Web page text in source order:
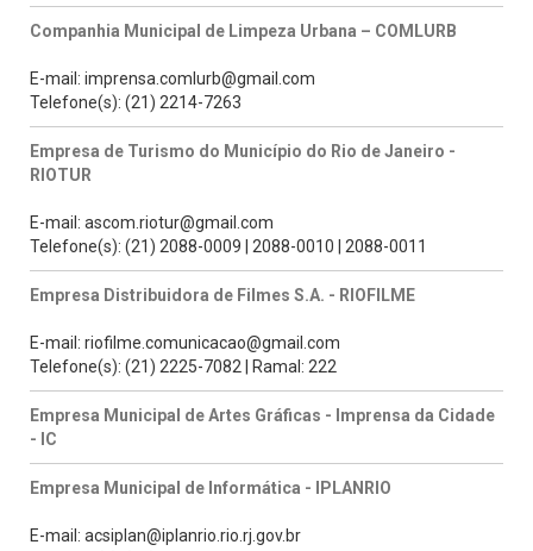
Companhia Municipal de Limpeza Urbana – COMLURB
E-mail: imprensa.comlurb@gmail.com
Telefone(s): (21) 2214-7263
Empresa de Turismo do Município do Rio de Janeiro -
RIOTUR
E-mail: ascom.riotur@gmail.com
Telefone(s): (21) 2088-0009 | 2088-0010 | 2088-0011
Empresa Distribuidora de Filmes S.A. - RIOFILME
E-mail: riofilme.comunicacao@gmail.com
Telefone(s): (21) 2225-7082 | Ramal: 222
Empresa Municipal de Artes Gráficas - Imprensa da Cidade
- IC
Empresa Municipal de Informática - IPLANRIO
E-mail: acsiplan@iplanrio.rio.rj.gov.br